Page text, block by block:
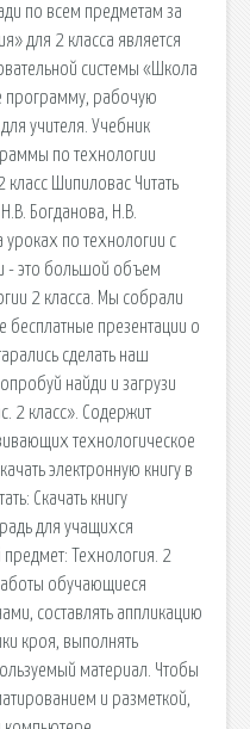
по всем предметам за
для 2 класса является
системы «Школа
программу, рабочую
учителя. Учебник
по технологии
Шипиловас Читать
Богданова, Н.В.
уроках по технологии с
- это большой объем
2 класса. Мы собрали
бесплатные презентации о
сделать наш
найди и загрузи
2 класс». Содержит
технологическое
электронную книгу в
Скачать книгу
для учащихся
Технология. 2
обучающиеся
составлять аппликацию
кроя, выполнять
материал. Чтобы
и разметкой,